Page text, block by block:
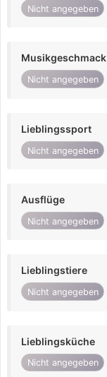
Nicht angegeben
Musikgeschmack
Nicht angegeben
Lieblingssport
Nicht angegeben
Ausflüge
Nicht angegeben
Lieblingstiere
Nicht angegeben
Lieblingsküche
Nicht angegeben